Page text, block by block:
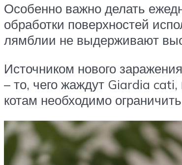
Особенно важно делать
обработки поверхностей
лямблии не выдерживают
Источником нового
– то, чего жаждут Giardia
котам необходимо